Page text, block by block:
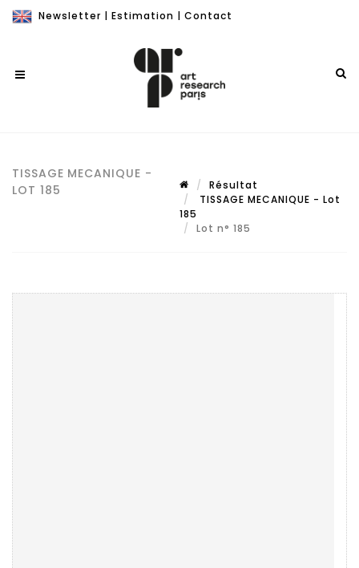
Newsletter | Estimation | Contact
TISSAGE MECANIQUE -
LOT 185
Résultat
TISSAGE MECANIQUE - Lot
185
Lot n° 185